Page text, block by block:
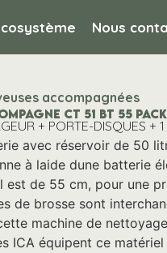
Nous
accompagnées
CT 51 BT 55 PACK
+ PORTE-DISQUES +
avec réservoir de 50
à laide dune batterie
est de 55 cm, pour une
de brosse sont
machine de
ICA équipent ce